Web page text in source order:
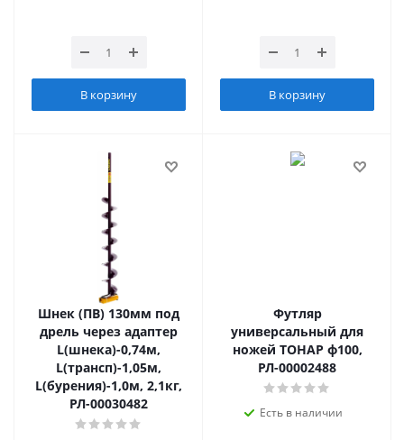
В корзину В корзину
Шнек (ПВ) 130мм под
дрель через адаптер
L(шнека)-0,74м,
L(трансп)-1,05м,
L(бурения)-1,0м, 2,1кг,
РЛ-00030482
Футляр
универсальный для
ножей ТОНАР ф100,
РЛ-00002488
Есть в наличии